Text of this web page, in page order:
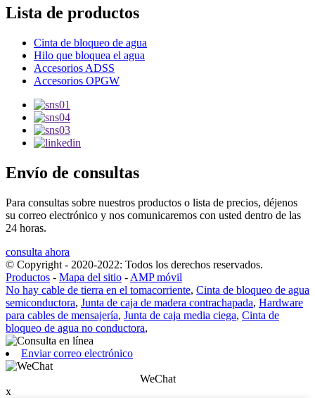
Lista de productos
Cinta de bloqueo de agua
Hilo que bloquea el agua
Accesorios ADSS
Accesorios OPGW
Envío de consultas
Para consultas sobre nuestros productos o lista de precios, déjenos
su correo electrónico y nos comunicaremos con usted dentro de las
24 horas.
consulta ahora
© Copyright - 2020-2022: Todos los derechos reservados.
Productos - Mapa del sitio - AMP móvil
No hay cable de tierra en el tomacorriente, Cinta de bloqueo de agua
semiconductora, Junta de caja de madera contrachapada, Hardware
para cables de mensajería, Junta de caja media ciega, Cinta de
bloqueo de agua no conductora,
Enviar correo electrónico
WeChat
x